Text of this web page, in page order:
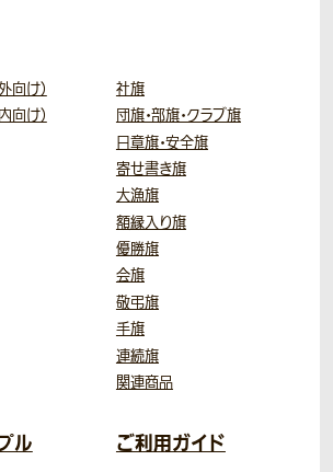
向け）
向け）
社旗
団旗・部旗・クラブ旗
日章旗・安全旗
寄せ書き旗
大漁旗
額縁入り旗
優勝旗
会旗
敬弔旗
手旗
連続旗
関連商品
ル
ご利用ガイド